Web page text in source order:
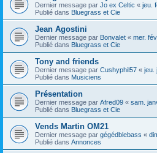
Dernier message par Jo ex Celtic « jeu.
Publié dans Bluegrass et Cie
Jean Agostini
Dernier message par Bonvalet « mer.
Publié dans Bluegrass et Cie
Tony and friends
Dernier message par Cushyphil57 « jeu.
Publié dans Musiciens
Présentation
Dernier message par Afred09 « sam.
Publié dans Bluegrass et Cie
Vends Martin OM21
Dernier message par gégédblebass «
Publié dans Annonces